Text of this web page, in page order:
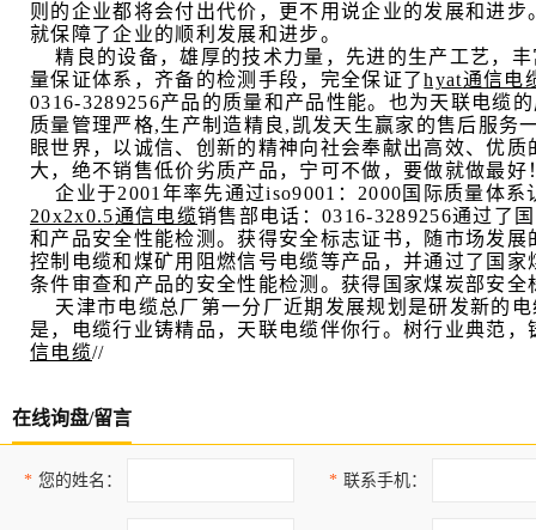
则的企业都将会付出代价，更不用说企业的发展和进
就保障了企业的顺利发展和进步。
精良的设备，雄厚的技术力量，先进的生产工艺，
量保证体系，齐备的检测手段，完全保证了hyat通信电
0316-3289256产品的质量和产品性能。也为天联电缆
质量管理严格,生产制造精良 , 凯发天生赢家的售后服务
眼世界，以诚信、创新的精神向社会奉献出高效、优
大，绝不销售低价劣质产品，宁可不做，要做就做最好
企业于2001 年率先通过iso9001 ： 2000 国际质量体系
20x2x0.5通信电缆销售部 电话：0316-3289256通过了
和产品安全性能检测。获得安全标志证书，随市场发展
控制电缆和煤矿用阻燃信号电缆等产品，并通过了国
条件审查和产品的安全性能检测。获得国家煤炭部安
天津市电缆总厂第一分厂近期发展规划是研发新的
是，电缆行业铸精品，天联电缆伴你行。树行业典范，
信电缆//
在线询盘/留言
* 您的姓名： * 联系手机：